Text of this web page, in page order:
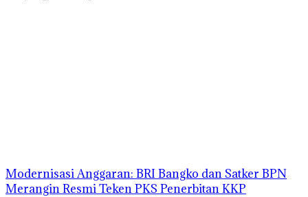
Modernisasi Anggaran: BRI Bangko dan Satker BPN
Merangin Resmi Teken PKS Penerbitan KKP